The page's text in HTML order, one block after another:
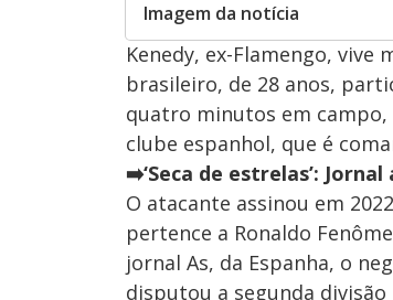
Imagem da notícia
Kenedy, ex-Flamengo, vive
brasileiro, de 28 anos,
quatro minutos em
clube espanhol, que é
➡️‘Seca de estrelas’:
O atacante assinou em
pertence a Ronaldo
jornal As, da Espanha, o
disputou a segunda